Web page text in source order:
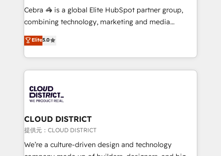
boost with a new HubSpot site Recognized leaders:
🏆 HubSpot Platform Migration Impact Award 🏆
Inbound Campaign of the Year 🏆 Gold AVA Digital
Award for Best Website 🌟 Accreditations: CRM
Cebra 🦓 is a global Elite HubSpot partner group,
combining technology, marketing and media
expertise across Latin America and Southern
Europe, with teams across 7 countries. Born in Chile,
we combine local insight with international reach to
help businesses grow through technology, creativity,
500+ HubSpot implementations, building end-to-
end solutions that integrate CRM, AI automation,
inbound and loop marketing, content, and digital
creativity. Our multicultural team works in Spanish,
Portuguese, and English to design scalable strategies
that drive measurable growth. 🌎 Highlights: • 10+
Elite5.0
CLOUD DISTRICT
提供元：CLOUD DISTRICT
We’re a culture-driven design and technology